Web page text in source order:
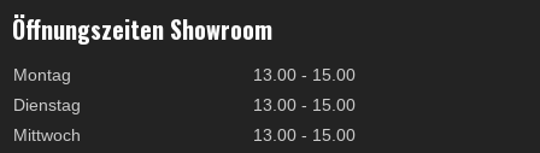
Öffnungszeiten Showroom
Montag
13.00 - 15.00
Dienstag
13.00 - 15.00
Mittwoch
13.00 - 15.00